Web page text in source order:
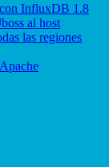
con InfluxDB 1.8
al host
las regiones